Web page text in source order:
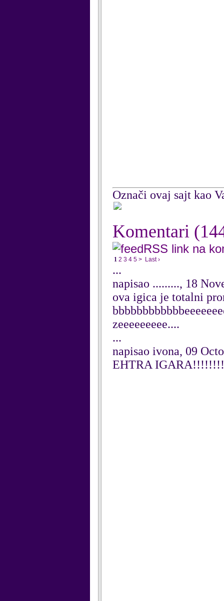
Označi ovaj sajt kao
Komentari
RSS link na
1 2 3 4 5 > Last ›
...
napisao ........., 18
ova igica je totalni
zeeeeeeeee....
...
napisao ivona, 09
EHTRA